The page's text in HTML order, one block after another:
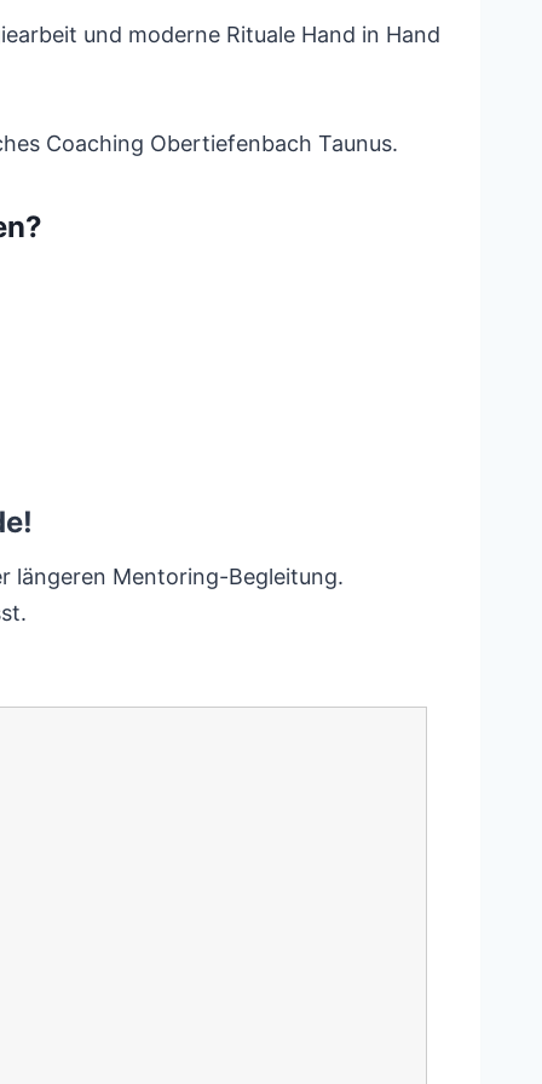
und moderne Rituale Hand in Hand
Coaching Obertiefenbach Taunus.
längeren Mentoring-Begleitung.